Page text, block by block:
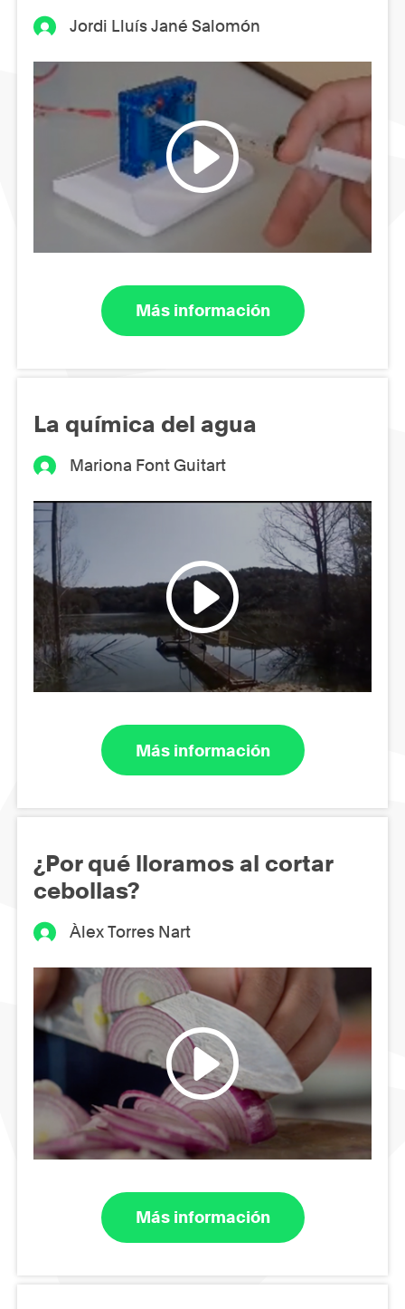
Jordi Lluís Jané Salomón
Más información
La química del agua
Mariona Font Guitart
Más información
¿Por qué lloramos al cortar
cebollas?
Àlex Torres Nart
Más información